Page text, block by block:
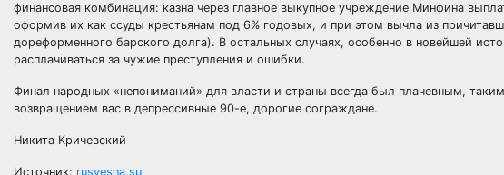
финансовая комбинация: казна через главное выкупное учреждение Минфина
оформив их как ссуды крестьянам под 6% годовых, и при этом вычла из
дореформенного барского долга). В остальных случаях, особенно в новейшей
расплачиваться за чужие преступления и ошибки.
Финал народных «непониманий» для власти и страны всегда был плачевным,
возвращением вас в депрессивные 90-е, дорогие сограждане.
Никита Кричевский
Источник: rusvesna.su